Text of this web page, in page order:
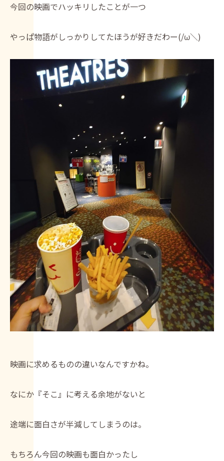
今回の映画でハッキリしたことが一つ
やっぱ物語がしっかりしてたほうが好きだわー(/ω＼)
映画に求めるものの違いなんですかね。
なにか『そこ』に考える余地がないと
途端に面白さが半減してしまうのは。
もちろん今回の映画も面白かったし